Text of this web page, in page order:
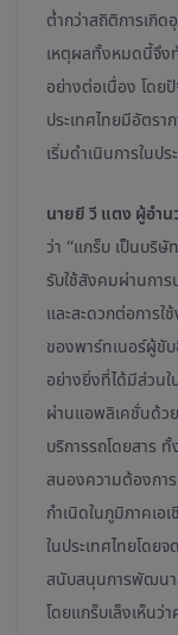
ต่ำกว่าสถิติการเกิ
เหตุผลทั้งหมดนี้จึง
อย่างต่อเนื่อง โดย
ประเทศไทยมีอัตร
เริ่มดำเนินการในป
นายยี วี แตง ผู้อำน
ว่า “แกร็บ เป็นบริ
รับใช้สังคมผ่านกา
และสะดวกต่อการ
ของพาร์ทเนอร์ผู้ขับ
อย่างยิ่งที่ได้มีส่วนใ
ผ่านแอพลิเคชั่นด้ว
บริการรถโดยสาร
สนองความต้องกา
กำเนิดในภูมิภาคเอ
ในประเทศไทยโดย
สนับสนุนการพัฒนา
โดยแกร็บเล็งเห็นว่